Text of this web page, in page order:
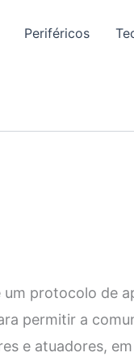
Periféricos
protocolo de
permitir a
e atuadores,